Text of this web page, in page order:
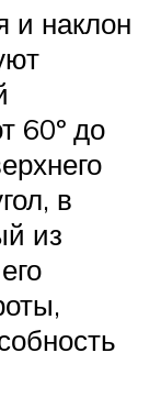
и наклон
60º до
в
из